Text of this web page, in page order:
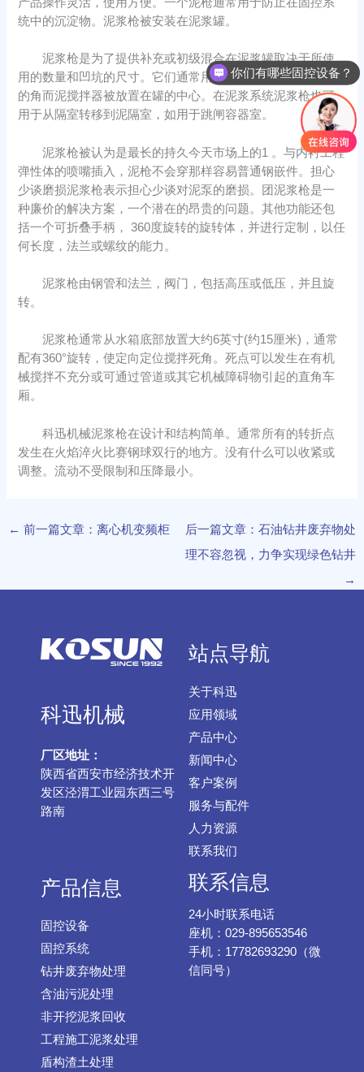
统中的沉淀物。泥浆枪被安装在泥浆罐。
泥浆枪是为了提供补充或初级混合在泥浆罐取决于所使
用的数量和凹坑的尺寸。它们通常用在罐，以保持固体沉降
的角而泥搅拌器被放置在罐的中心。在泥浆系统泥浆枪也可
用于从隔室转移到泥隔室，如用于跳闸容器室。
泥浆枪被认为是最长的持久今天市场上的1 。与内衬工程
弹性体的喷嘴插入，泥枪不会穿那样容易普通钢嵌件。担心
少谈磨损泥浆枪表示担心少谈对泥泵的磨损。团泥浆枪是一
种廉价的解决方案，一个潜在的昂贵的问题。其他功能还包
括一个可折叠手柄， 360度旋转的旋转体，并进行定制，以任
何长度，法兰或螺纹的能力。
泥浆枪由钢管和法兰，阀门，包括高压或低压，并且旋
转。
泥浆枪通常从水箱底部放置大约6英寸(约15厘米)，通常
配有360°旋转，使定向定位搅拌死角。死点可以发生在有机
械搅拌不充分或可通过管道或其它机械障碍物引起的直角车
厢。
科迅机械泥浆枪在设计和结构简单。通常所有的转折点
发生在火焰淬火比赛钢球双行的地方。没有什么可以收紧或
调整。流动不受限制和压降最小。
← 前一篇文章：离心机变频柜
后一篇文章：石油钻井废弃物处
理不容忽视，力争实现绿色钻井
→
科迅机械
厂区地址：
陕西省西安市经济技术开
发区泾渭工业园东西三号
路南
站点导航
关于科迅
应用领域
产品中心
新闻中心
客户案例
服务与配件
人力资源
联系我们
产品信息
固控设备
固控系统
钻井废弃物处理
含油污泥处理
非开挖泥浆回收
工程施工泥浆处理
盾构渣土处理
联系信息
24小时联系电话
座机：029-895653546
手机：17782693290（微
信同号）
你们有哪些固控设备？